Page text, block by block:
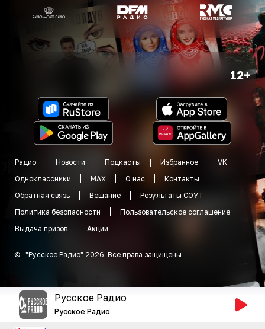
12+
Радио Новости Подкасты Избранное
VK
Одноклассники
MAX О нас
Контакты
Обратная связь
Вещание
Результаты СОУТ
Политика безопасности
Пользовательское соглашение
Выдача призов
Акции
© "Русское Радио" 2026. Все права защищены
Русское Радио
Русское Радио